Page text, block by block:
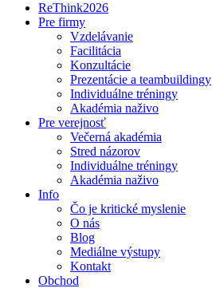
ReThink2026
Pre firmy
Vzdelávanie
Facilitácia
Konzultácie
Prezentácie a teambuildingy
Individuálne tréningy
Akadémia naživo
Pre verejnosť
Večerná akadémia
Stred názorov
Individuálne tréningy
Akadémia naživo
Info
Čo je kritické myslenie
O nás
Blog
Mediálne výstupy
Kontakt
Obchod